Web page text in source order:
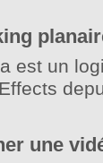
est un
une